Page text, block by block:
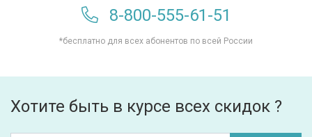
8-800-555-61-51
*бесплатно для всех абонентов по всей России
Хотите быть в курсе всех скидок ?